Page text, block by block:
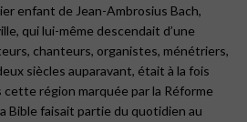
enfant de Jean-Ambrosius Bach,
qui lui-même descendait d’une
chanteurs, organistes, ménétriers,
siècles auparavant, était à la fois
cette région marquée par la Réforme
Bible faisait partie du quotidien au